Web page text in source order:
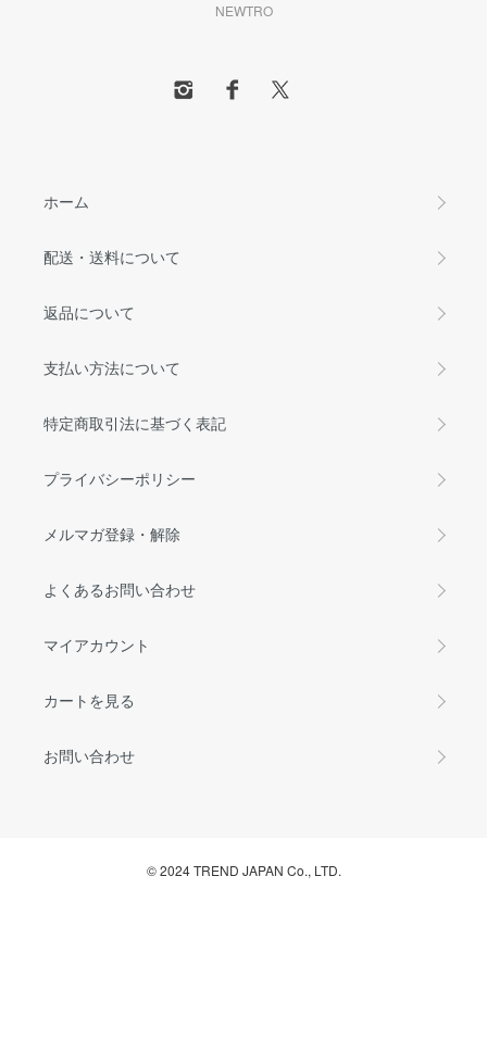
NEWTRO
ホーム
配送・送料について
返品について
支払い方法について
特定商取引法に基づく表記
プライバシーポリシー
メルマガ登録・解除
よくあるお問い合わせ
マイアカウント
カートを見る
お問い合わせ
© 2024 TREND JAPAN Co., LTD.